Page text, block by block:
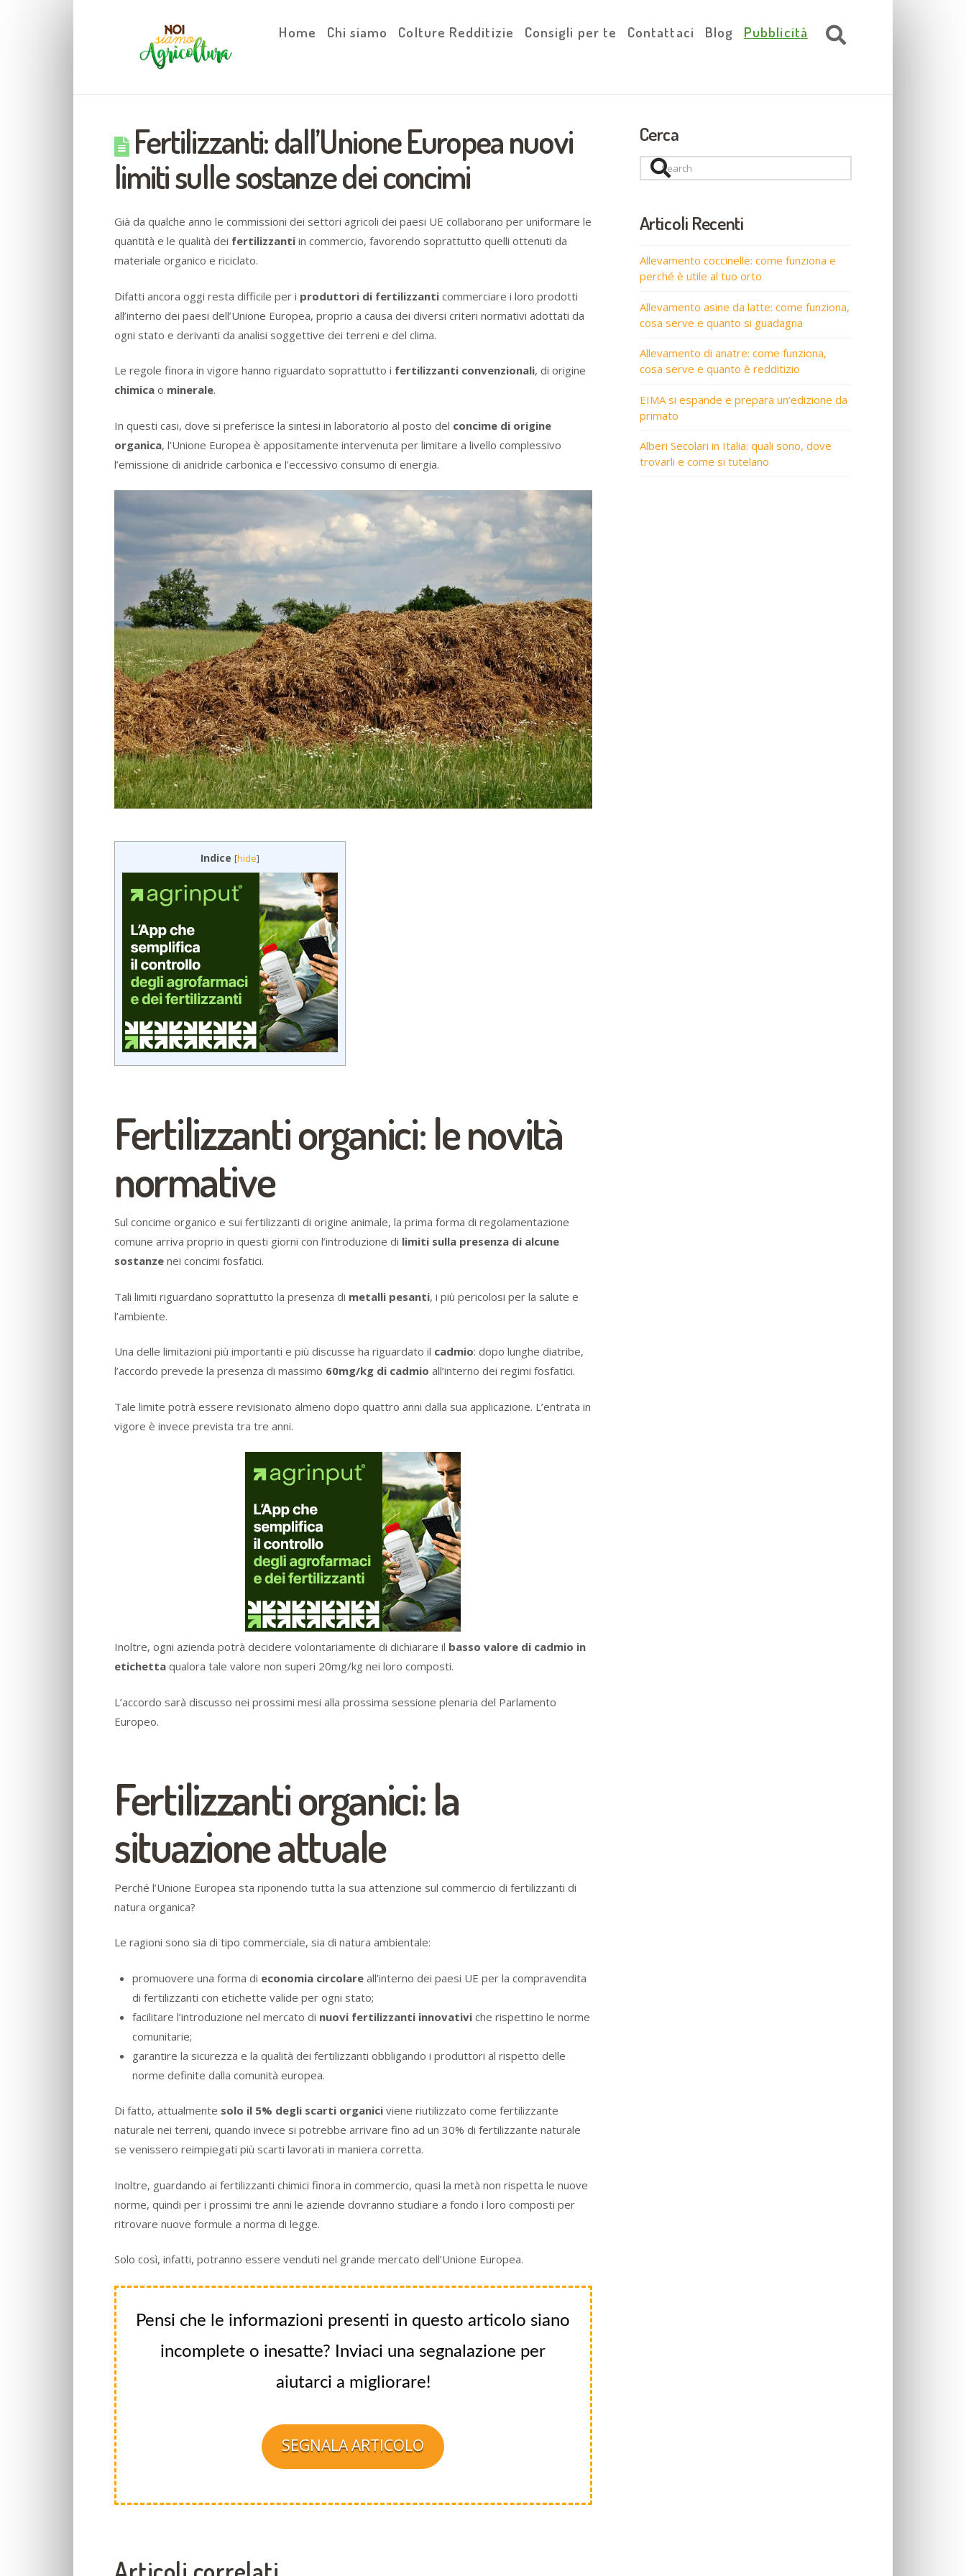
Home Chi siamo Colture Redditizie Consigli per te Contattaci Blog Pubblicità
Fertilizzanti: dall’Unione Europea nuovi
limiti sulle sostanze dei concimi
Già da qualche anno le commissioni dei settori agricoli dei paesi UE collaborano per uniformare le
quantità e le qualità dei fertilizzanti in commercio, favorendo soprattutto quelli ottenuti da
materiale organico e riciclato.
Difatti ancora oggi resta difficile per i produttori di fertilizzanti commerciare i loro prodotti
all’interno dei paesi dell’Unione Europea, proprio a causa dei diversi criteri normativi adottati da
ogni stato e derivanti da analisi soggettive dei terreni e del clima.
Le regole finora in vigore hanno riguardato soprattutto i fertilizzanti convenzionali, di origine
chimica o minerale.
In questi casi, dove si preferisce la sintesi in laboratorio al posto del concime di origine
organica, l’Unione Europea è appositamente intervenuta per limitare a livello complessivo
l’emissione di anidride carbonica e l’eccessivo consumo di energia.
Indice [hide]
Fertilizzanti organici: le novità
normative
Sul concime organico e sui fertilizzanti di origine animale, la prima forma di regolamentazione
comune arriva proprio in questi giorni con l’introduzione di limiti sulla presenza di alcune
sostanze nei concimi fosfatici.
Tali limiti riguardano soprattutto la presenza di metalli pesanti, i più pericolosi per la salute e
l’ambiente.
Una delle limitazioni più importanti e più discusse ha riguardato il cadmio: dopo lunghe diatribe,
l’accordo prevede la presenza di massimo 60mg/kg di cadmio all’interno dei regimi fosfatici.
Tale limite potrà essere revisionato almeno dopo quattro anni dalla sua applicazione. L’entrata in
vigore è invece prevista tra tre anni.
Inoltre, ogni azienda potrà decidere volontariamente di dichiarare il basso valore di cadmio in
etichetta qualora tale valore non superi 20mg/kg nei loro composti.
L’accordo sarà discusso nei prossimi mesi alla prossima sessione plenaria del Parlamento
Europeo.
Fertilizzanti organici: la
situazione attuale
Perché l’Unione Europea sta riponendo tutta la sua attenzione sul commercio di fertilizzanti di
natura organica?
Le ragioni sono sia di tipo commerciale, sia di natura ambientale:
promuovere una forma di economia circolareall’interno dei paesi UE per la compravendita
di fertilizzanti con etichette valide per ogni stato;
facilitare l’introduzione nel mercato di nuovi fertilizzanti innovativi che rispettino le norme
comunitarie;
garantire la sicurezza e la qualità dei fertilizzanti obbligando i produttori al rispetto delle
norme definite dalla comunità europea.
Di fatto, attualmente solo il 5% degli scarti organici viene riutilizzato come fertilizzante
naturale nei terreni, quando invece si potrebbe arrivare fino ad un 30% di fertilizzante naturale
se venissero reimpiegati più scarti lavorati in maniera corretta.
Inoltre, guardando ai fertilizzanti chimici finora in commercio, quasi la metà non rispetta le nuove
norme, quindi per i prossimi tre anni le aziende dovranno studiare a fondo i loro composti per
ritrovare nuove formule a norma di legge.
Solo così, infatti, potranno essere venduti nel grande mercato dell’Unione Europea.
Pensi che le informazioni presenti in questo articolo siano
incomplete o inesatte? Inviaci una segnalazione per
aiutarci a migliorare!
SEGNALA ARTICOLO
Cerca
Search
Articoli Recenti
Allevamento coccinelle: come funziona e
perché è utile al tuo orto
Allevamento asine da latte: come funziona,
cosa serve e quanto si guadagna
Allevamento di anatre: come funziona,
cosa serve e quanto è redditizio
EIMA si espande e prepara un’edizione da
primato
Alberi Secolari in Italia: quali sono, dove
trovarli e come si tutelano